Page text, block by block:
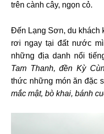
trên cành cây, ngọn cỏ.
Đến Lạng Sơn, du khách
rơi ngay tại đất nước
những địa danh nổi
Tam Thanh, đền Kỳ
thức những món ăn đặc
mắc mật, bò khai, bánh